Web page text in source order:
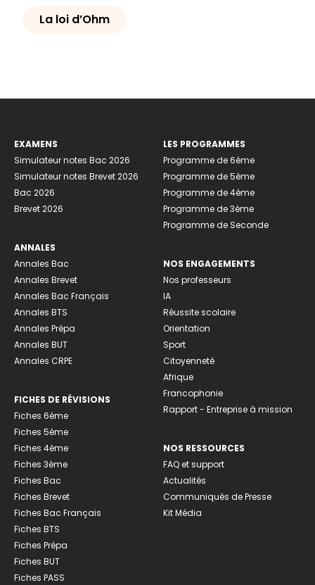
La loi d’Ohm
EXAMENS
Simulateur notes Bac 2026
Simulateur notes Brevet 2026
Bac 2026
Brevet 2026
ANNALES
Annales Bac
Annales Brevet
Annales Bac Français
Annales BTS
Annales Prépa
Annales BUT
Annales CRPE
FICHES DE RÉVISIONS
Fiches 6ème
Fiches 5ème
Fiches 4ème
Fiches 3ème
Fiches Bac
Fiches Brevet
Fiches Bac Français
Fiches BTS
Fiches Prépa
Fiches BUT
Fiches PASS
LES PROGRAMMES
Programme de 6ème
Programme de 5ème
Programme de 4ème
Programme de 3ème
Programme de Seconde
NOS ENGAGEMENTS
Nos professeurs
IA
Réussite scolaire
Orientation
Sport
Citoyenneté
Afrique
Francophonie
Rapport - Entreprise à mission
NOS RESSOURCES
FAQ et support
Actualités
Communiqués de Presse
Kit Média